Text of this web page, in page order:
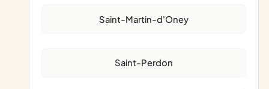
Saint-Martin-d'Oney
Saint-Perdon